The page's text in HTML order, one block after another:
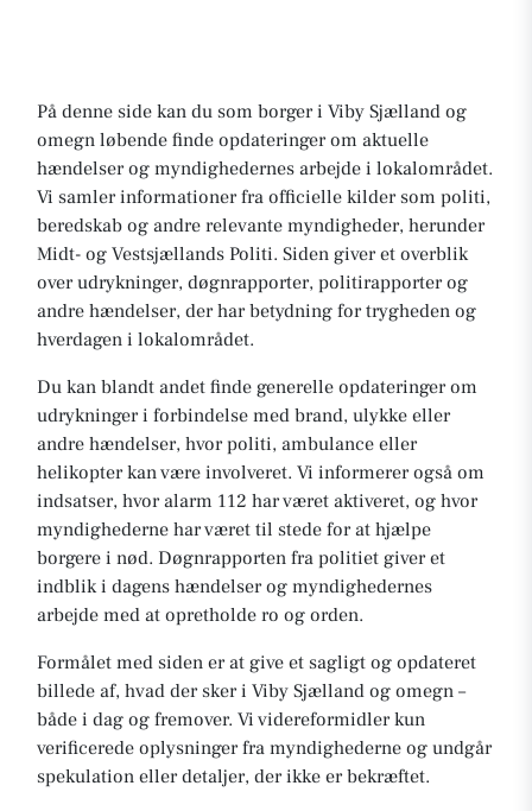
På denne side kan du som borger i Viby Sjælland og
omegn løbende finde opdateringer om aktuelle
hændelser og myndighedernes arbejde i lokalområdet.
Vi samler informationer fra officielle kilder som politi,
beredskab og andre relevante myndigheder, herunder
Midt- og Vestsjællands Politi. Siden giver et overblik
over udrykninger, døgnrapporter, politirapporter og
andre hændelser, der har betydning for trygheden og
hverdagen i lokalområdet.
Du kan blandt andet finde generelle opdateringer om
udrykninger i forbindelse med brand, ulykke eller
andre hændelser, hvor politi, ambulance eller
helikopter kan være involveret. Vi informerer også om
indsatser, hvor alarm 112 har været aktiveret, og hvor
myndighederne har været til stede for at hjælpe
borgere i nød. Døgnrapporten fra politiet giver et
indblik i dagens hændelser og myndighedernes
arbejde med at opretholde ro og orden.
Formålet med siden er at give et sagligt og opdateret
billede af, hvad der sker i Viby Sjælland og omegn –
både i dag og fremover. Vi videreformidler kun
verificerede oplysninger fra myndighederne og undgår
spekulation eller detaljer, der ikke er bekræftet.